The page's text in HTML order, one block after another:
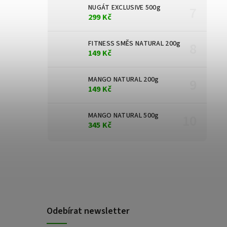
NUGÁT EXCLUSIVE 500g
299 Kč
FITNESS SMĚS NATURAL 200g
149 Kč
MANGO NATURAL 200g
149 Kč
MANGO NATURAL 500g
345 Kč
Odebírat newsletter